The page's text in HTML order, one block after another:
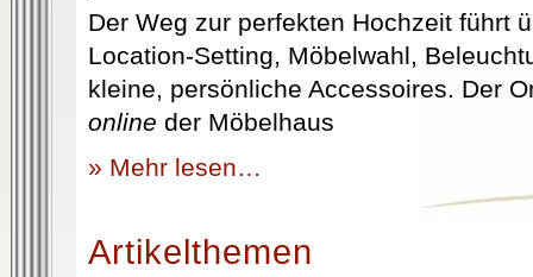
Der Weg zur perfekten Hochzeit führt
Location-Setting, Möbelwahl,
kleine, persönliche Accessoires. Der
online der Möbelhaus
» Mehr lesen…
Artikelthemen